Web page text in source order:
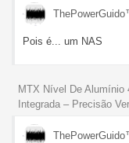
Pois é... um NAS
MTX Nível De Alumínio
Integrada – Precisão